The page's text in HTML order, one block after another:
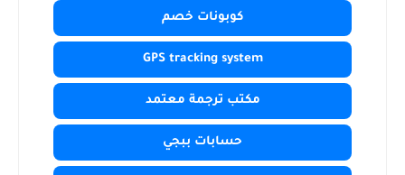
كوبونات خصم
GPS tracking system
مكتب ترجمة معتمد
حسابات ببجي